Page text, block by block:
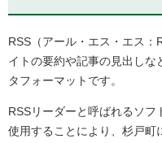
RSS（アール・エス・エス
イトの要約や記事の見出しな
タフォーマットです。
RSSリーダーと呼ばれるソフ
使用することにより、杉戸町